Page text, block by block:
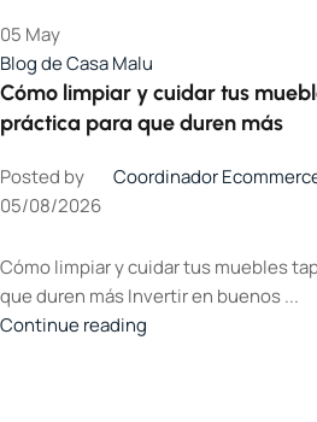
05 May
Blog de Casa Malu
Cómo limpiar y cuidar tus
práctica para que duren más
Posted by
Coordinador
05/08/2026
Cómo limpiar y cuidar tus muebles
que duren más Invertir en buenos ...
Continue reading